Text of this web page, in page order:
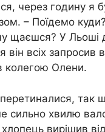
через годину я
– Поїдемо
щаєшся? У Льоші
він всіх запросив
колегою Олени.
так
сильно хвилю
вирішив